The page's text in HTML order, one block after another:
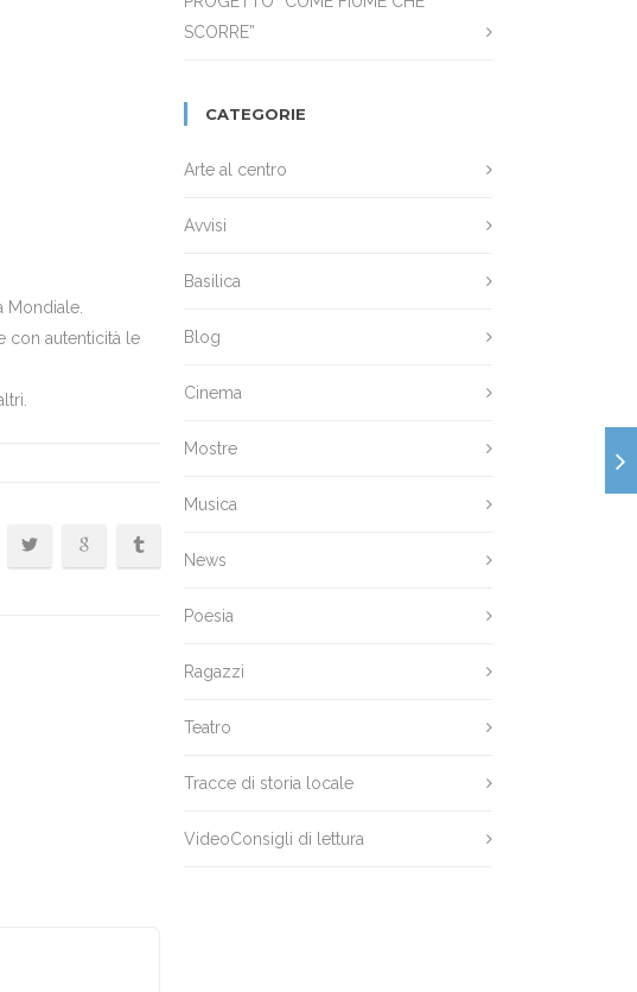
Mondiale.
con autenticità le
SCORRE”
CATEGORIE
Arte al centro
Avvisi
Basilica
Blog
Cinema
Mostre
Musica
News
Poesia
Ragazzi
Teatro
Tracce di storia locale
VideoConsigli di lettura